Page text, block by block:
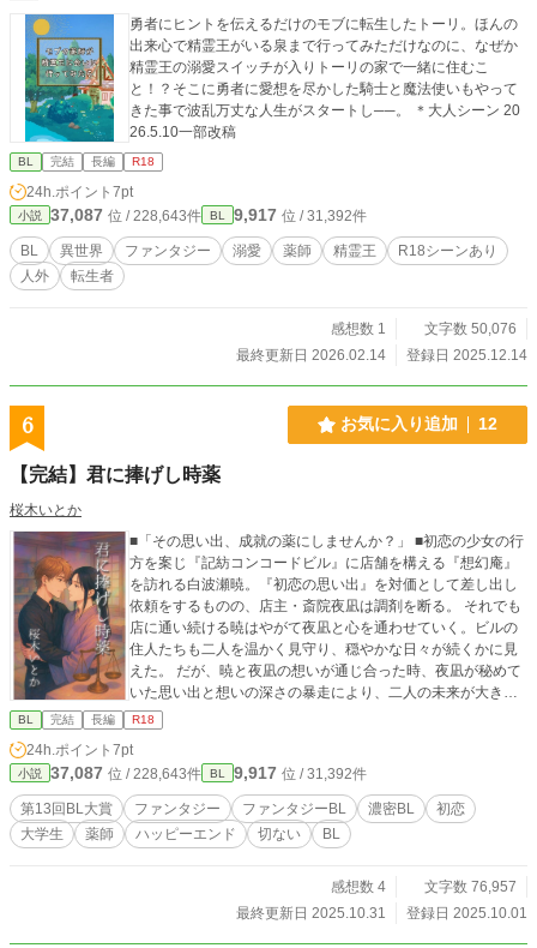
勇者にヒントを伝えるだけのモブに転生したトーリ。ほんの
出来心で精霊王がいる泉まで行ってみただけなのに、なぜか
精霊王の溺愛スイッチが入りトーリの家で一緒に住むこ
と！？そこに勇者に愛想を尽かした騎士と魔法使いもやって
きた事で波乱万丈な人生がスタートし──。 ＊大人シーン 20
26.5.10一部改稿
BL 完結 長編 R18
24h.ポイント 7pt
小説 37,087 位 / 228,643件 BL 9,917 位 / 31,392件
BL 異世界 ファンタジー 溺愛 薬師 精霊王
R18シーンあり
人外
転生者
感想数 1
文字数 50,076
最終更新日 2026.02.14
登録日 2025.12.14
6 お気に入り追加 12
【完結】君に捧げし時薬
桜木いとか
■「その思い出、成就の薬にしませんか？」 ■初恋の少女の行
方を案じ『記紡コンコードビル』に店舗を構える『想幻庵』
を訪れる白波瀬暁。『初恋の思い出』を対価として差し出し
依頼をするものの、店主・斎院夜凪は調剤を断る。 それでも
店に通い続ける暁はやがて夜凪と心を通わせていく。ビルの
住人たちも二人を温かく見守り、穏やかな日々が続くかに見
えた。 だが、暁と夜凪の想いが通じ合った時、夜凪が秘めて
いた思い出と想いの深さの暴走により、二人の未来が大きく
揺らぐことに――……。 可視不可視、境界の一角で紡がれ
る、幻想に彩られた初恋の物語。
BL 完結 長編 R18
24h.ポイント 7pt
小説 37,087 位 / 228,643件 BL 9,917 位 / 31,392件
第13回BL大賞 ファンタジー ファンタジーBL 濃密BL
初恋
大学生
薬師 ハッピーエンド 切ない BL
感想数 4
文字数 76,957
最終更新日 2025.10.31
登録日 2025.10.01